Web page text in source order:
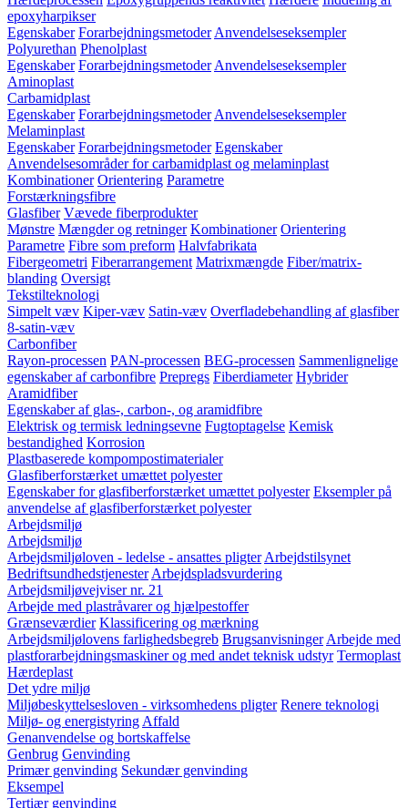
epoxyharpikser
Egenskaber Forarbejdningsmetoder Anvendelseseksempler
Polyurethan Phenolplast
Egenskaber Forarbejdningsmetoder Anvendelseseksempler
Aminoplast
Carbamidplast
Egenskaber Forarbejdningsmetoder Anvendelseseksempler
Melaminplast
Egenskaber Forarbejdningsmetoder Egenskaber
Anvendelsesområder for carbamidplast og melaminplast
Kombinationer Orientering Parametre
Forstærkningsfibre
Glasfiber Vævede fiberprodukter
Mønstre Mængder og retninger Kombinationer Orientering
Parametre Fibre som preform Halvfabrikata
Fibergeometri Fiberarrangement Matrixmængde Fiber/matrix-
blanding Oversigt
Tekstilteknologi
Simpelt væv Kiper-væv Satin-væv Overfladebehandling af glasfiber
8-satin-væv
Carbonfiber
Rayon-processen PAN-processen BEG-processen Sammenlignelige
egenskaber af carbonfibre Prepregs Fiberdiameter Hybrider
Aramidfiber
Egenskaber af glas-, carbon-, og aramidfibre
Elektrisk og termisk ledningsevne Fugtoptagelse Kemisk
bestandighed Korrosion
Plastbaserede kompompostimaterialer
Glasfiberforstærket umættet polyester
Egenskaber for glasfiberforstærket umættet polyester Eksempler på
anvendelse af glasfiberforstærket polyester
Arbejdsmiljø
Arbejdsmiljø
Arbejdsmiljøloven - ledelse - ansattes pligter Arbejdstilsynet
Bedriftsundhedstjenester Arbejdspladsvurdering
Arbejdsmiljøvejviser nr. 21
Arbejde med plastråvarer og hjælpestoffer
Grænseværdier Klassificering og mærkning
Arbejdsmiljølovens farlighedsbegreb Brugsanvisninger Arbejde med
plastforarbejdningsmaskiner og med andet teknisk udstyr Termoplast
Hærdeplast
Det ydre miljø
Miljøbeskyttelsesloven - virksomhedens pligter Renere teknologi
Miljø- og energistyring Affald
Genanvendelse og bortskaffelse
Genbrug Genvinding
Primær genvinding Sekundær genvinding
Eksempel
Tertiær genvinding